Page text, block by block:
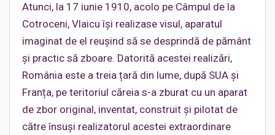
Atunci, la 17 iunie 1910, acolo pe Câmpul de la
Cotroceni, Vlaicu își realizase visul, aparatul
imaginat de el reușind să se desprindă de pământ
și practic să zboare. Datorită acestei realizări,
România este a treia țară din lume, după SUA și
Franța, pe teritoriul căreia s-a zburat cu un aparat
de zbor original, inventat, construit și pilotat de
către însuși realizatorul acestei extraordinare